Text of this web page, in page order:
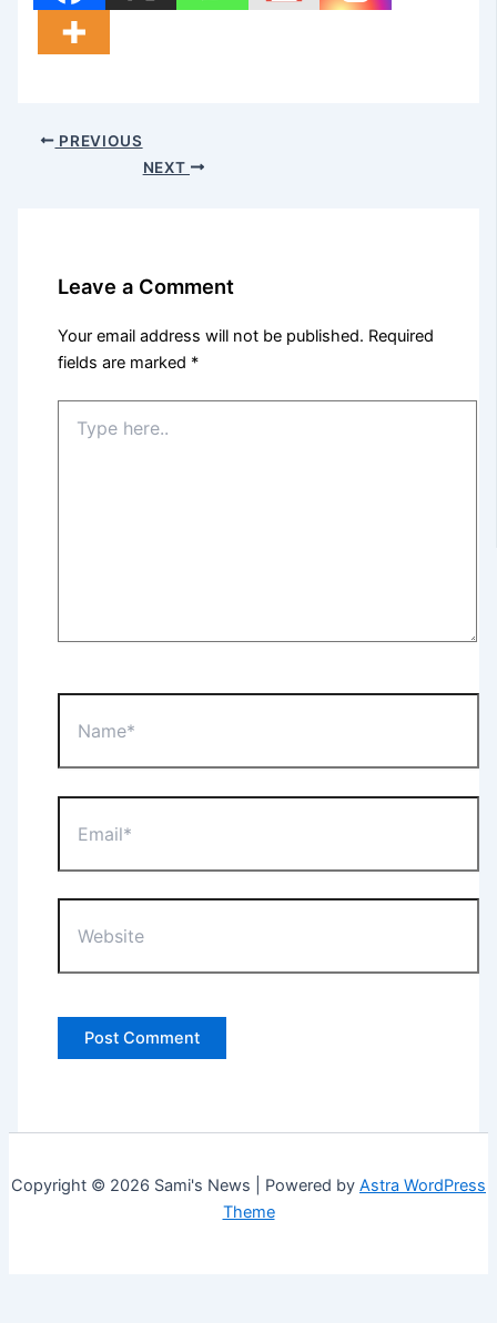
PREVIOUS
NEXT
Leave a Comment
Your email address will not be published. Required
fields are marked *
here..
Copyright © 2026 Sami's News | Powered by Astra WordPress
Theme